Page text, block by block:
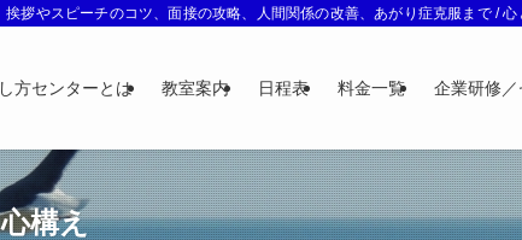
拶やスピーチのコツ、面接の攻略、人間関係の改善、あがり症克服まで /
方センターとは 教室案内 日程表 料金一覧 企業研修
構え